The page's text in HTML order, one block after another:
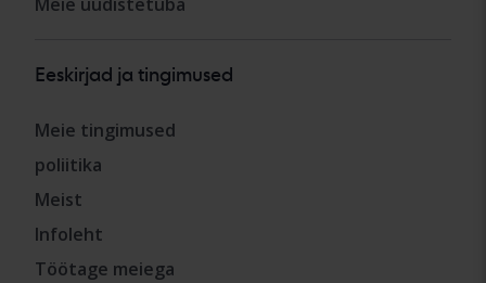
Eeskirjad ja tingimused
Meie tingimused
poliitika
Meist
Infoleht
Töötage meiega